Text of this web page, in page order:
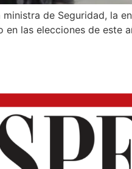
ministra de Seguridad, la
las elecciones de este